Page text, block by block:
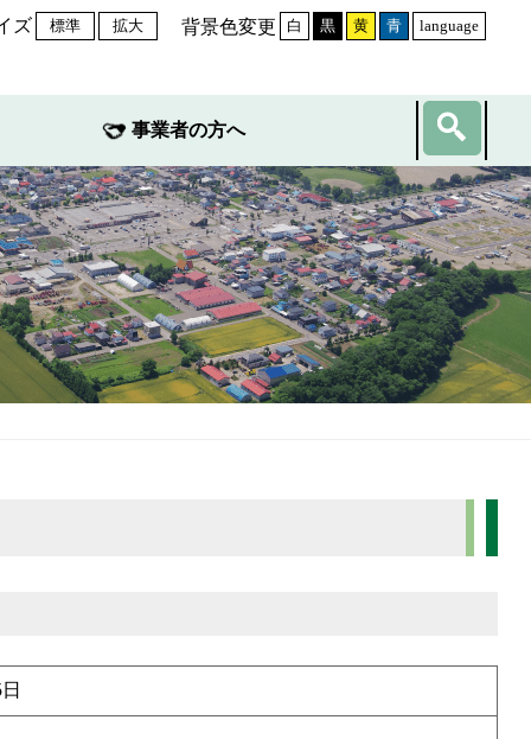
ズ 標準 拡大 背景色変更 白 黒 黄 青 language
事業者の方へ